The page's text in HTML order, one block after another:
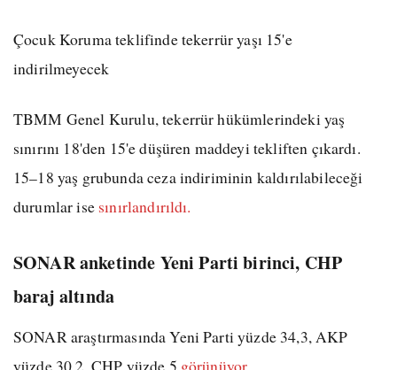
Çocuk Koruma teklifinde tekerrür yaşı 15'e
indirilmeyecek
TBMM Genel Kurulu, tekerrür hükümlerindeki yaş
sınırını 18'den 15'e düşüren maddeyi tekliften çıkardı.
15–18 yaş grubunda ceza indiriminin kaldırılabileceği
durumlar ise sınırlandırıldı.
SONAR anketinde Yeni Parti birinci, CHP
baraj altında
SONAR araştırmasında Yeni Parti yüzde 34,3, AKP